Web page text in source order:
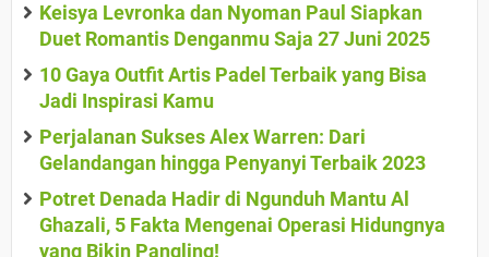
Keisya Levronka dan Nyoman Paul Siapkan
Duet Romantis Denganmu Saja 27 Juni 2025
10 Gaya Outfit Artis Padel Terbaik yang Bisa
Jadi Inspirasi Kamu
Perjalanan Sukses Alex Warren: Dari
Gelandangan hingga Penyanyi Terbaik 2023
Potret Denada Hadir di Ngunduh Mantu Al
Ghazali, 5 Fakta Mengenai Operasi Hidungnya
yang Bikin Pangling!